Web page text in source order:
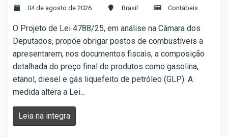
04 de agosto de 2026 Brasil Contábeis
O Projeto de Lei 4788/25, em análise na Câmara dos
Deputados, propõe obrigar postos de combustíveis a
apresentarem, nos documentos fiscais, a composição
detalhada do preço final de produtos como gasolina,
etanol, diesel e gás liquefeito de petróleo (GLP). A
medida altera a Lei...
Leia na integra